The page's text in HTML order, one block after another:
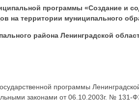
программы «Создание и
на территории муниципального
района Ленинградской
программы
законами от 06.10.2003г. №